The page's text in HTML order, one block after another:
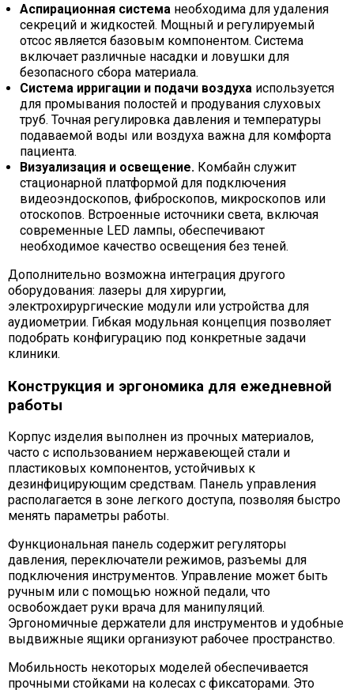
Аспирационная система необходима для удаления
секреций и жидкостей. Мощный и регулируемый
отсос является базовым компонентом. Система
включает различные насадки и ловушки для
безопасного сбора материала.
Система ирригации и подачи воздуха используется
для промывания полостей и продувания слуховых
труб. Точная регулировка давления и температуры
подаваемой воды или воздуха важна для комфорта
пациента.
Визуализация и освещение. Комбайн служит
стационарной платформой для подключения
видеоэндоскопов, фиброскопов, микроскопов или
отоскопов. Встроенные источники света, включая
современные LED лампы, обеспечивают
необходимое качество освещения без теней.
Дополнительно возможна интеграция другого
оборудования: лазеры для хирургии,
электрохирургические модули или устройства для
аудиометрии. Гибкая модульная концепция позволяет
подобрать конфигурацию под конкретные задачи
клиники.
Конструкция и эргономика для ежедневной
работы
Корпус изделия выполнен из прочных материалов,
часто с использованием нержавеющей стали и
пластиковых компонентов, устойчивых к
дезинфицирующим средствам. Панель управления
располагается в зоне легкого доступа, позволяя быстро
менять параметры работы.
Функциональная панель содержит регуляторы
давления, переключатели режимов, разъемы для
подключения инструментов. Управление может быть
ручным или с помощью ножной педали, что
освобождает руки врача для манипуляций.
Эргономичные держатели для инструментов и удобные
выдвижные ящики организуют рабочее пространство.
Мобильность некоторых моделей обеспечивается
прочными стойками на колесах с фиксаторами. Это